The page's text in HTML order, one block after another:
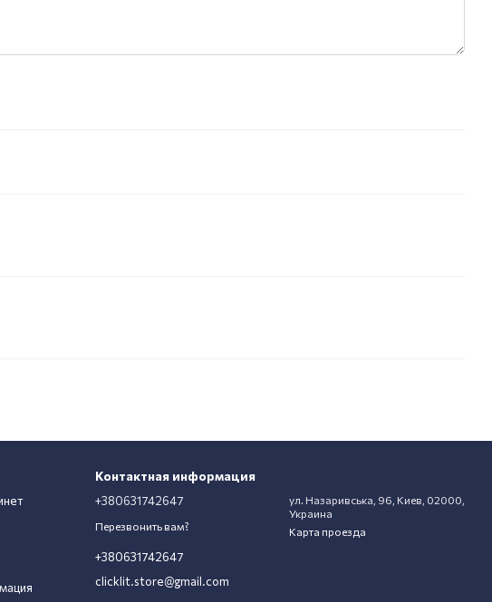
Контактная информация
+380631742647
Перезвонить вам?
+380631742647
clicklit.store@gmail.com
ул. Назаривська, 96, Киев, 02000,
Украина
Карта проезда